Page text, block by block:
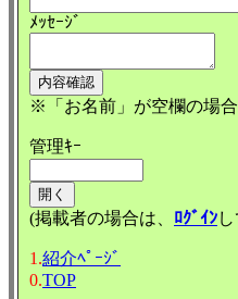
ﾒｯｾｰｼﾞ
※「お名前」が空欄の場
管理ｷｰ
(掲載者の場合は、 ﾛｸﾞｲﾝ
1.紹介ﾍﾟｰｼﾞ
0.TOP